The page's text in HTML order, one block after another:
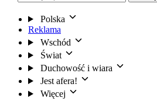
Polska
Reklama
Wschód
Świat
Duchowość i wiara
Jest afera!
Więcej